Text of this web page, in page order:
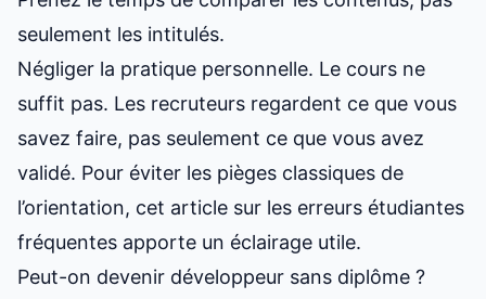
seulement les intitulés.
Négliger la pratique personnelle. Le cours ne
suffit pas. Les recruteurs regardent ce que vous
savez faire, pas seulement ce que vous avez
validé. Pour éviter les pièges classiques de
l’orientation, cet article sur les erreurs étudiantes
fréquentes apporte un éclairage utile.
Peut-on devenir développeur sans diplôme ?